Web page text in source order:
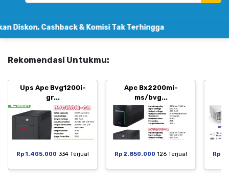
Cashback & Komisi Tak Terhingga
Rekomendasi Untukmu:
Ups Apc Bvg1200i-
gr...
Rp 1.405.000 334 Terjual
Apc Bx2200mi-
ms/bvg...
Rp 2.850.000 126 Terjual Rp